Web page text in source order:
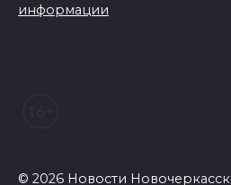
информации
© 2026 Новости